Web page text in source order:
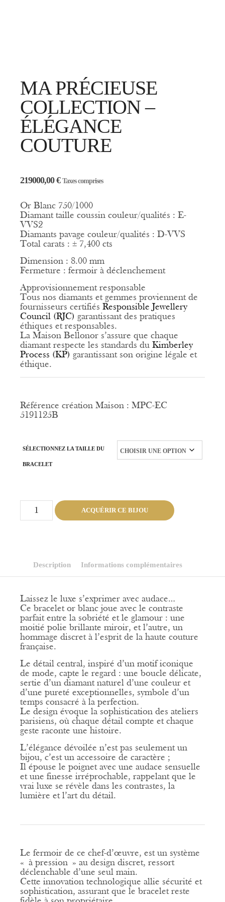
MA PRÉCIEUSE
COLLECTION –
ÉLÉGANCE
COUTURE
219000,00€ Taxes comprises
Or Blanc 750/1000
Diamant taille coussin couleur/qualités : E-
VVS2
Diamants pavage couleur/qualités : D-VVS
Total carats : ± 7,400 cts
Dimension : 8.00 mm
Fermeture : fermoir à déclenchement
Approvisionnement responsable
Tous nos diamants et gemmes proviennent de
fournisseurs certifiés Responsible Jewellery
Council (RJC) garantissant des pratiques
éthiques et responsables.
La Maison Bellonor s’assure que chaque
diamant respecte les standards du Kimberley
Process (KP) garantissant son origine légale et
éthique.
Référence création Maison : MPC-EC
5191125B
SÉLECTIONNEZ LA TAILLE DU
BRACELET
Ma
Couture
ACQUÉRIR CE BIJOU
Description Informations complémentaires
Laissez le luxe s’exprimer avec audace…
Ce bracelet or blanc joue avec le contraste
parfait entre la sobriété et le glamour : une
moitié polie brillante miroir, et l’autre, un
hommage discret à l’esprit de la haute couture
française.
Le détail central, inspiré d’un motif iconique
de mode, capte le regard : une boucle délicate,
sertie d’un diamant naturel d’une couleur et
d’une pureté exceptionnelles, symbole d’un
temps consacré à la perfection.
Le design évoque la sophistication des ateliers
parisiens, où chaque détail compte et chaque
geste raconte une histoire.
L’élégance dévoilée n’est pas seulement un
bijou, c’est un accessoire de caractère ;
Il épouse le poignet avec une audace sensuelle
et une finesse irréprochable, rappelant que le
vrai luxe se révèle dans les contrastes, la
lumière et l’art du détail.
Le fermoir de ce chef-d’œuvre, est un système
« à pression » au design discret, ressort
déclenchable d’une seul main.
Cette innovation technologique allie sécurité et
sophistication, assurant que le bracelet reste